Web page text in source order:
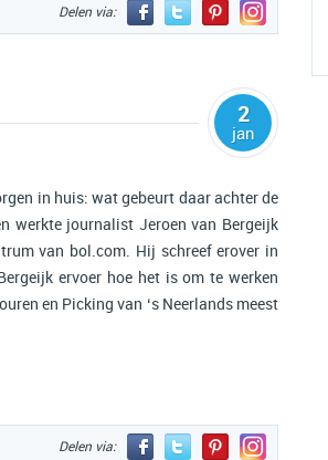
Delen via:
in huis: wat gebeurt daar achter de
werkte journalist Jeroen van Bergeijk
van bol.com. Hij schreef erover in
ervoer hoe het is om te werken
en Picking van ‘s Neerlands meest
2
jan
Delen via: